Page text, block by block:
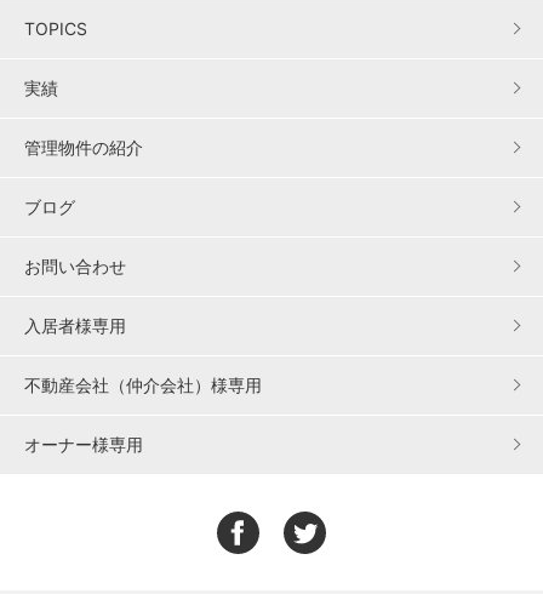
TOPICS
実績
管理物件の紹介
ブログ
お問い合わせ
入居者様専用
不動産会社（仲介会社）様専用
オーナー様専用